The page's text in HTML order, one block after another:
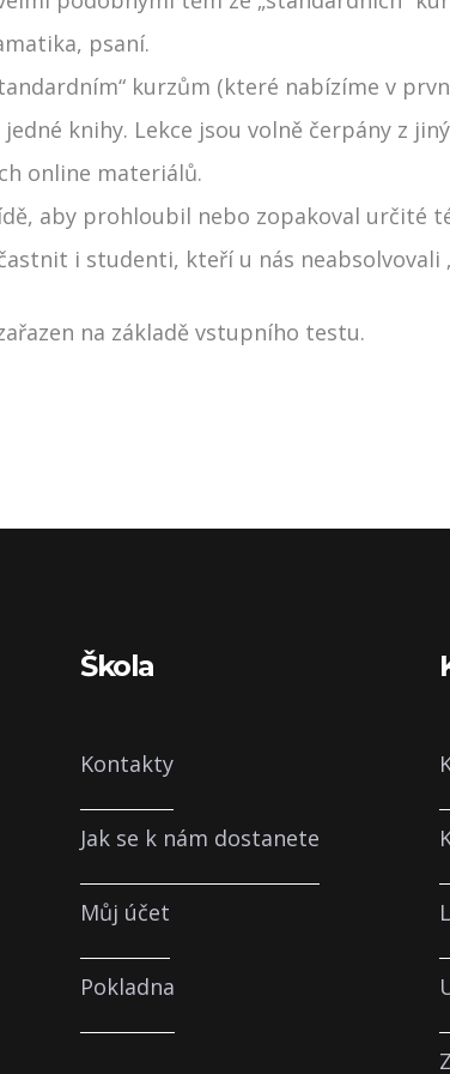
psaní.
kurzům (které nabízíme v
knihy. Lekce jsou volně čerpány z
online materiálů.
aby prohloubil nebo zopakoval určité
i studenti, kteří u nás
na základě vstupního testu.
Škola
Kontakty
Jak se k nám dostanete
Můj účet
Pokladna